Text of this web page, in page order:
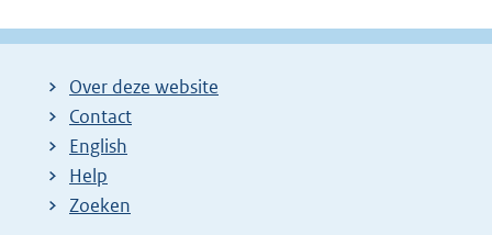
Over deze website
Contact
English
Help
Zoeken